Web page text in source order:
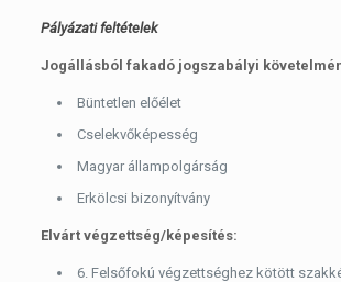
Pályázati feltételek
Jogállásból fakadó jogszabályi
Büntetlen előélet
Cselekvőképesség
Magyar állampolgárság
Erkölcsi bizonyítvány
Elvárt végzettség/képesítés:
6. Felsőfokú végzettséghez kötött